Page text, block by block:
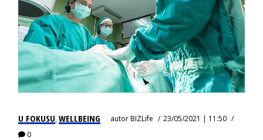
U FOKUSU,WELLBEING autorBIZLife
23/05/2021 | 11:50
0